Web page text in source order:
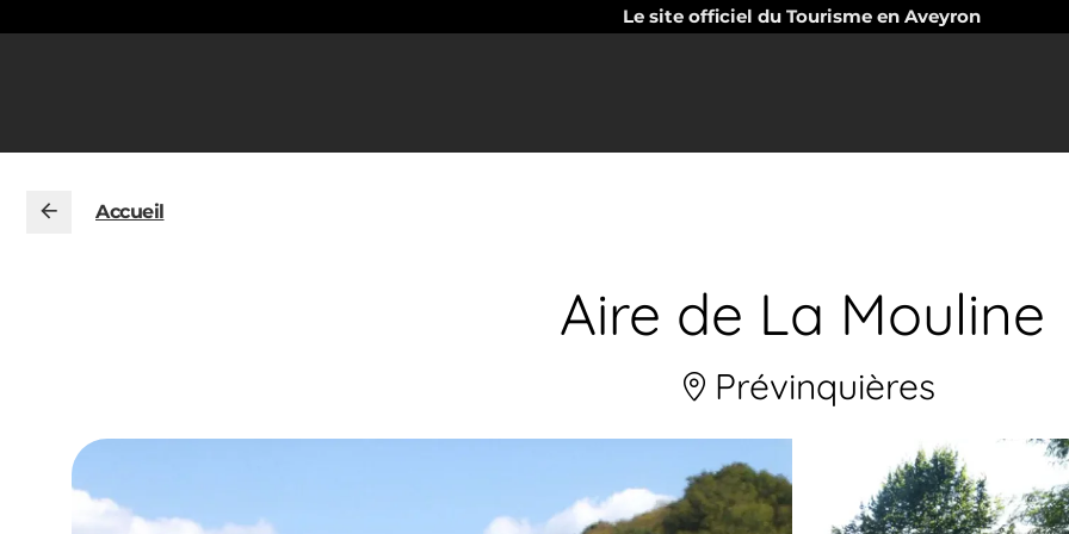
Le site officiel du Tourisme en Aveyron
Accueil
Aire de La Mouline
Prévinquières